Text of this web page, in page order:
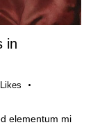
in
Likes
elementum mi